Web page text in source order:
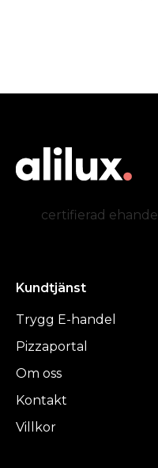
certifierad ehandel
Kundtjänst
Trygg E-handel
Pizzaportal
Om oss
Kontakt
Villkor